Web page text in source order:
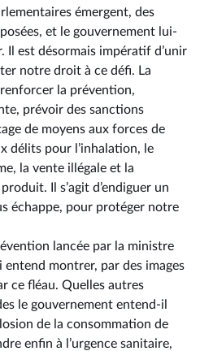
émergent, des
et le gouvernement lui-
Il est désormais impératif d’unir
notre droit à ce défi. La
la prévention,
prévoir des sanctions
de moyens aux forces de
délits pour l’inhalation, le
la vente illégale et la
Il s’agit d’endiguer un
échappe, pour protéger notre
lancée par la ministre
montrer, par des images
ce fléau. Quelles autres
le gouvernement entend-il
de la consommation de
enfin à l’urgence sanitaire,